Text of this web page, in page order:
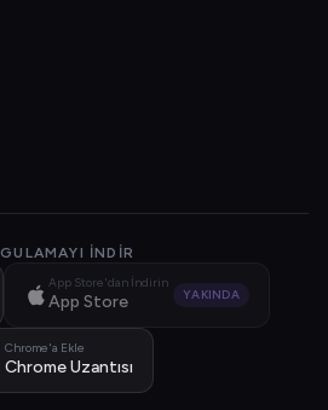
İNDIR
App Store'dan İndirin
App Store YAKINDA
Chrome'a Ekle
Chrome Uzantısı